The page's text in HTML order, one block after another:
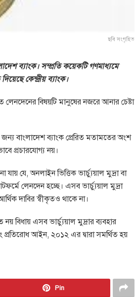
ছবি সংগৃহিত
ব্যাংক। সম্প্রতি কয়েকটি গণমাধ্যমে
কেন্দ্রীয় ব্যাংক।
বিষয়টি মানুষের নজরে আনার চেষ্টা
জন্য বাংলাদেশ ব্যাংক প্রেরিত মতামতের অংশ
প্রচারযোগ্য নয়।
যে, অনলাইন ভিত্তিক ভার্চ্যুয়াল মুদ্রা বা
লেনদেন হচ্ছে। এসব ভার্চ্যুয়াল মুদ্রা
দাবির স্বীকৃতও থাকে না।
বিধায় এসব ভার্চ্যুয়াল মুদ্রার ব্যবহার
প্রতিরোধ আইন, ২০১২ এর দ্বারা সমর্থিত হয়
Pin